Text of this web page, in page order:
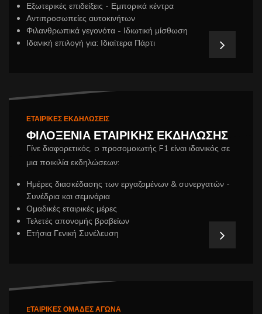
Εξωτερικές επιδείξεις - Εμπορικά κέντρα
Αντιπροσωπείες αυτοκινήτων
Φιλανθρωπικά γεγονότα - Ιδιωτική μίσθωση
Ιδανική επιλογή για: Ιδιαίτερα Πάρτι
ΕΤΑΙΡΙΚΕΣ ΕΚΔΗΛΩΣΕΙΣ
ΦΙΛΟΞΕΝΙΑ ΕΤΑΙΡΙΚΗΣ ΕΚΔΗΛΩΣΗΣ
Γίνε διαφορετικός, o προσομοιωτής F1 είναι ιδανικός σε
μια ποικιλία εκδηλώσεων:
Ημέρες διασκέδασης των εργαζομένων & συνεργατών -
Συνέδρια και σεμινάρια
Ομαδικές εταιρικές μέρες
Τελετές απονομής βραβείων
Ετήσια Γενική Συνέλευση
EΤΑΙΡΙΚΕΣ ΟΜΑΔΕΣ ΑΓΩΝΑ